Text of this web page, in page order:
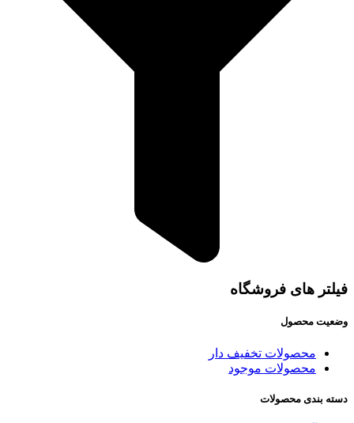
فیلتر های فروشگاه
وضعیت محصول
محصولات تخفیف دار
محصولات موجود
دسته‌ بندی محصولات